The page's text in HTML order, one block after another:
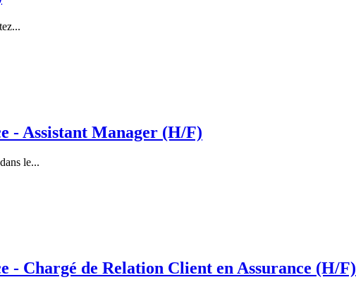
- Assistant Manager (H/F)
le...
- Chargé de Relation Client en Assurance (H/F)